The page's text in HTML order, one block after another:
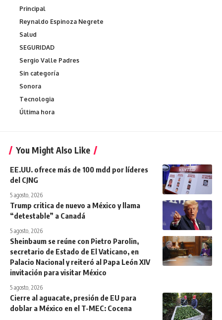
Principal
Reynaldo Espinoza Negrete
Salud
SEGURIDAD
Sergio Valle Padres
Sin categoría
Sonora
Tecnologia
Última hora
You Might Also Like
EE.UU. ofrece más de 100 mdd por líderes
del CJNG
5 agosto, 2026
Trump critica de nuevo a México y llama
“detestable” a Canadá
5 agosto, 2026
Sheinbaum se reúne con Pietro Parolin,
secretario de Estado de El Vaticano, en
Palacio Nacional y reiteró al Papa León XIV
invitación para visitar México
5 agosto, 2026
Cierre al aguacate, presión de EU para
doblar a México en el T-MEC: Cocena